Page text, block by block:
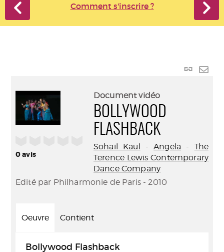
Comment s'inscrire ?
Lien
0avis
Document vidéo
BOLLYWOOD
FLASHBACK
Sohail Kaul -Angela - The
Terence Lewis Contemporary
Dance Company
Edité par Philharmonie de Paris - 2010
Oeuvre Contient
Bollywood Flashback